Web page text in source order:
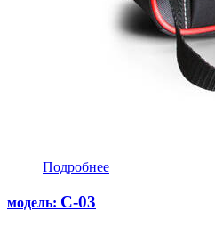
Подробнее
модель: С-03